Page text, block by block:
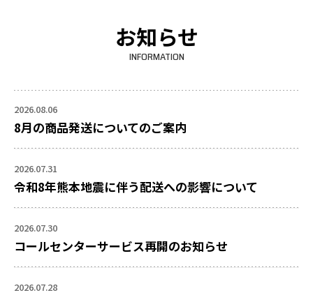
お知らせ
INFORMATION
2026.08.06
8月の商品発送についてのご案内
2026.07.31
令和8年熊本地震に伴う配送への影響について
2026.07.30
コールセンターサービス再開のお知らせ
2026.07.28